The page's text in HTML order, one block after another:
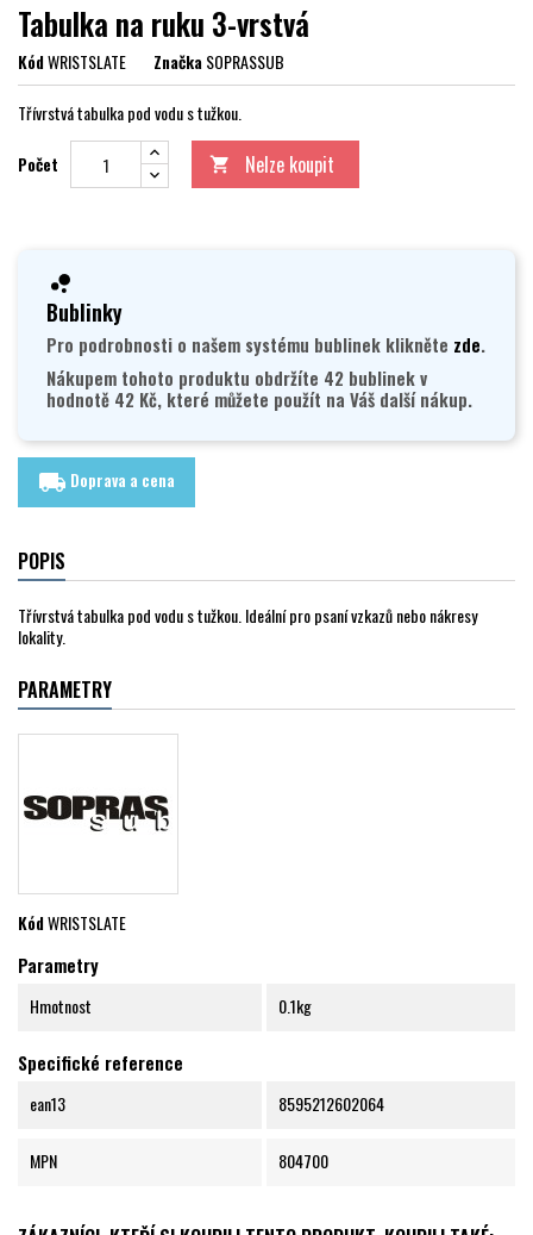
Tabulka na ruku 3-vrstvá
KódWRISTSLATE ZnačkaSOPRASSUB
Třívrstvá tabulka pod vodu s tužkou.
Počet  Nelze koupit
Bublinky
Pro podrobnosti o našem systému bublinek klikněte zde.
Nákupem tohoto produktu obdržíte 42 bublinek v
hodnotě 42 Kč, které můžete použít na Váš další nákup.
local_shipping Doprava a cena
POPIS
Třívrstvá tabulka pod vodu s tužkou. Ideální pro psaní vzkazů nebo nákresy
lokality.
PARAMETRY
KódWRISTSLATE
Parametry
Hmotnost 0.1kg
Specifické reference
ean13 8595212602064
MPN 804700